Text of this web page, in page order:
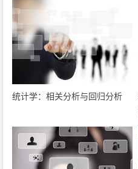
统计学：相关分析与回归分析